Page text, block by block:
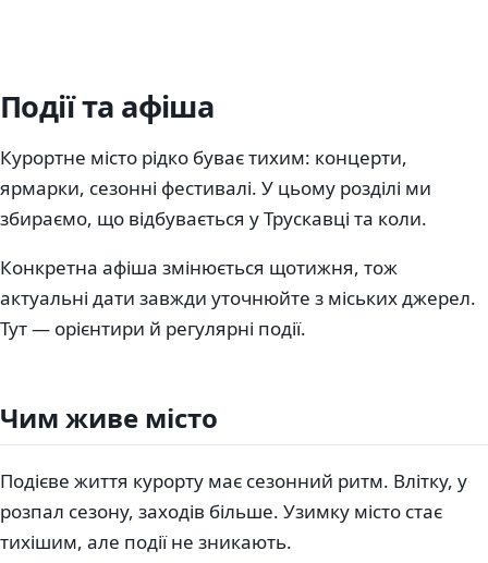
Події та афіша
Курортне місто рідко буває тихим: концерти,
ярмарки, сезонні фестивалі. У цьому розділі ми
збираємо, що відбувається у Трускавці та коли.
Конкретна афіша змінюється щотижня, тож
актуальні дати завжди уточнюйте з міських джерел.
Тут — орієнтири й регулярні події.
Чим живе місто
Подієве життя курорту має сезонний ритм. Влітку, у
розпал сезону, заходів більше. Узимку місто стає
тихішим, але події не зникають.